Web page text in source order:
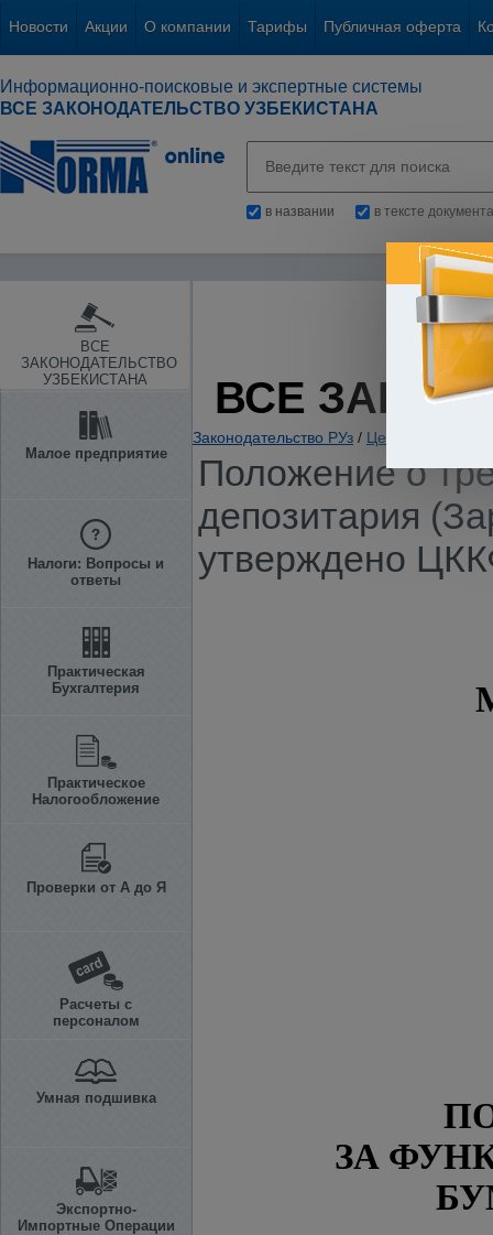
Новости Акции О компании Тарифы Публичная оферта
Информационно-поисковые и экспертные системы
ВСЕ ЗАКОНОДАТЕЛЬСТВО УЗБЕКИСТАНА
в названии в тексте документа
ВСЕ
ЗАКОНОДАТЕЛЬСТВО
УЗБЕКИСТАНА
Малое предприятие
Налоги: Вопросы и
ответы
Практическая
Бухгалтерия
Практическое
Налогообложение
Проверки от А до Я
Расчеты с
персоналом
Умная подшивка
Экспортно-
Импортные Операции
ВСЕ
Законодательство РУз / Ценные бумаги.
Положение о
депозитария
утверждено
ЗА